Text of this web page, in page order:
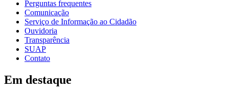
Perguntas frequentes
Comunicação
Serviço de Informação ao Cidadão
Ouvidoria
Transparência
SUAP
Contato
Em destaque